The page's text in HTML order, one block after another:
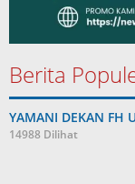
Berita
YAMANI DEKAN FH
14988 Dilihat